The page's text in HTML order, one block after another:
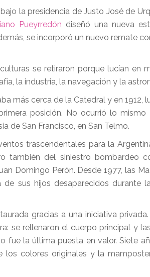
la presidencia de Justo José de
Pueyrredón diseñó una nueva
se incorporó un nuevo remate
se retiraron porque lucían en
la industria, la navegación y la
más cerca de la Catedral y en 1912,
posición. No ocurrió lo mismo
de San Francisco, en San Telmo.
trascendentales para la
también del siniestro bombardeo
Domingo Perón. Desde 1977, las
sus hijos desaparecidos durante
gracias a una iniciativa
se rellenaron el cuerpo principal y
fue la última puesta en valor. Siete
los colores originales y la